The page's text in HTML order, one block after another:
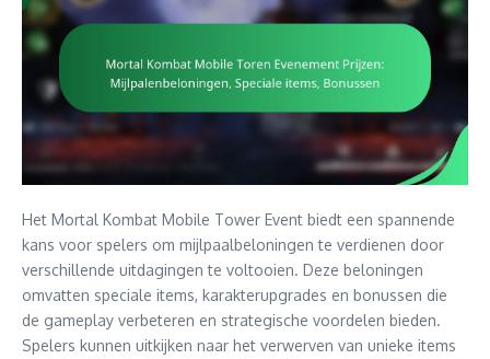
Het Mortal Kombat Mobile Tower Event biedt een spannende
kans voor spelers om mijlpaalbeloningen te verdienen door
verschillende uitdagingen te voltooien. Deze beloningen
omvatten speciale items, karakterupgrades en bonussen die
de gameplay verbeteren en strategische voordelen bieden.
Spelers kunnen uitkijken naar het verwerven van unieke items